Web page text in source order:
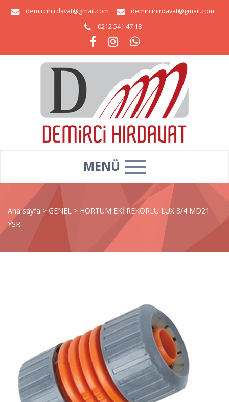
demircihirdavat@gmail.com
demircihirdavat@gmail.com
0212 541 47 18
MENÜ
Ana sayfa > GENEL > HORTUM EKİ REKORLU LÜX 3/4 MD21
YSR